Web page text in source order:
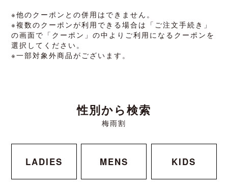
※他のクーポンとの併用はできません。
※複数のクーポンが利用できる場合は「ご注文手続き」
の画面で「クーポン」の中よりご利用になるクーポンを
選択してください。
※一部対象外商品がございます。
性別から検索
梅雨割
LADIES MENS KIDS